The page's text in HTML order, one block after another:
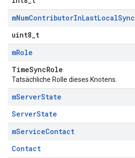
mNumContributorInLastLocalSync
uint8_t
mRole
TimeSyncRole
Tatsächliche Rolle dieses Knotens.
mServerState
ServerState
mServiceContact
Contact